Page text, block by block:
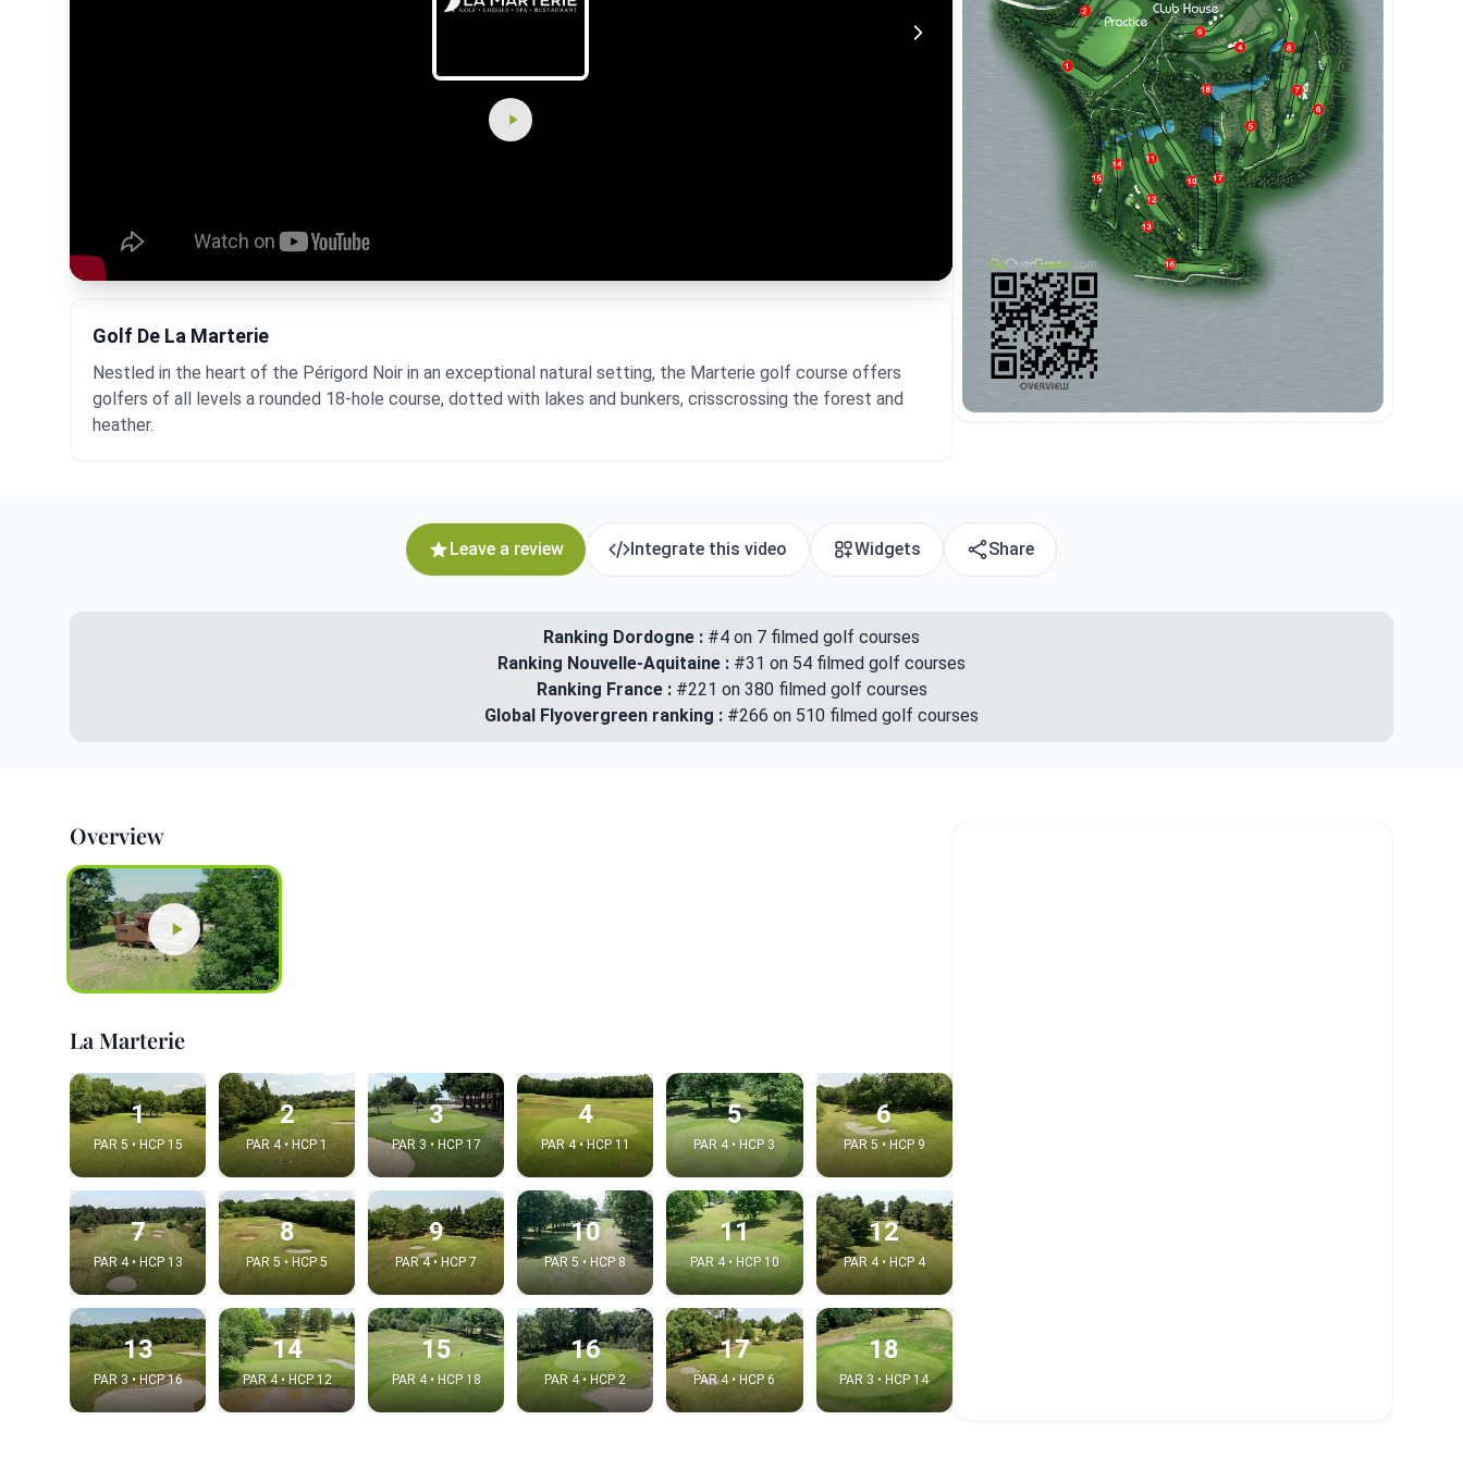
Golf De La Marterie
Nestled in the heart of the Périgord Noir in an exceptional natural setting, the Marterie golf course offers
golfers of all levels a rounded 18-hole course, dotted with lakes and bunkers, crisscrossing the forest and
heather.
Leave a review Integrate this video Widgets Share
Ranking Dordogne : #4 on 7 filmed golf courses
Ranking Nouvelle-Aquitaine : #31 on 54 filmed golf courses
Ranking France : #221 on 380 filmed golf courses
Global Flyovergreen ranking : #266 on 510 filmed golf courses
Overview
La Marterie
1
PAR 5 • HCP 15
2
PAR 4 • HCP 1
3
PAR 3 • HCP 17
4
PAR 4 • HCP 11
5
PAR 4 • HCP 3
6
PAR 5 • HCP 9
7
PAR 4 • HCP 13
8
PAR 5 • HCP 5
9
PAR 4 • HCP 7
10
PAR 5 • HCP 8
11
PAR 4 • HCP 10
12
PAR 4 • HCP 4
13
PAR 3 • HCP 16
14
PAR 4 • HCP 12
15
PAR 4 • HCP 18
16
PAR 4 • HCP 2
17
PAR 4 • HCP 6
18
PAR 3 • HCP 14